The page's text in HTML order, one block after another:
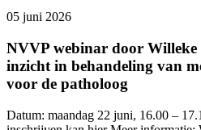
05 juni 2026
NVVP webinar door
inzicht in behandeling van
voor de patholoog
Datum: maandag 22 juni, 16.00 –